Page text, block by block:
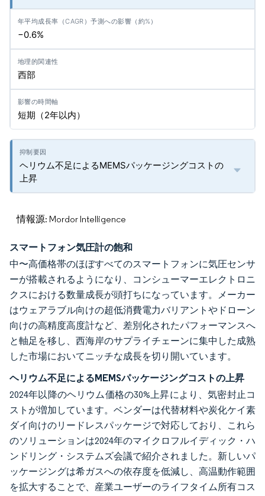
−0.6%
西部
短期（2年以内）
ヘリウム不足によるMEMSパッケージングコストの
上昇
情報源: Mordor Intelligence
スマートフォン気圧計の飽和
中〜高価格帯のほぼすべてのスマートフォンに気圧センサ
ーが搭載されるようになり、コンシューマーエレクトロニ
クスにおける数量成長が頭打ちになっています。メーカー
はウェアラブル向けの超低消費電力バリアントやドローン
向けの高精度高度計など、差別化されたパフォーマンスへ
と軸足を移し、西海岸のサプライチェーンに集中した成熟
した市場においてニッチな成長を切り開いています。
ヘリウム不足によるMEMSパッケージングコストの上昇
2024年以降のヘリウム価格の30%上昇により、気密封止コ
ストが増加しています。ベンダーは代替材料や炭化ケイ素
ダイ向けのリードレスパッケージで対応しており、これら
のソリューションは2024年のマイクロフルイディック・ハ
ンドリング・システムズ会議で紹介されました。新しいパ
ッケージングは希ガスへの依存度を低減し、高温動作範囲
を拡大することで、産業ユーザーのライフタイム所有コス